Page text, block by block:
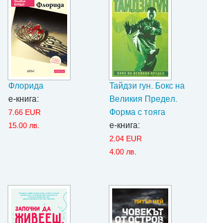
Флорида
е-книга:
7.66 EUR
15.00 лв.
Тайдзи гун. Бокс на
Великия Предел.
Форма с тояга
е-книга:
2.04 EUR
4.00 лв.